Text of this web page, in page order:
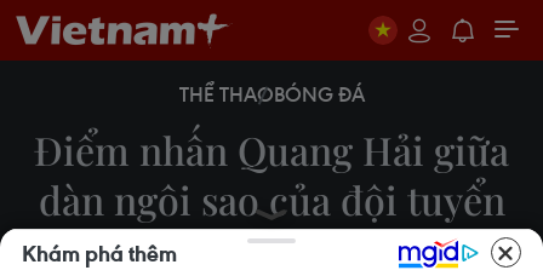
THỂ THAOBÓNG ĐÁ
Điểm nhấn Quang Hải giữa
dàn ngôi sao của đội tuyển
Nhật Bản
Khám phá thêm